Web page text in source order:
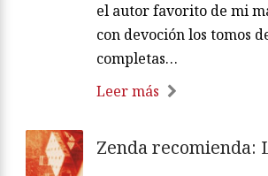
el autor favorito de mi
con devoción los tomos
completas…
Leer más
Zenda recomienda: